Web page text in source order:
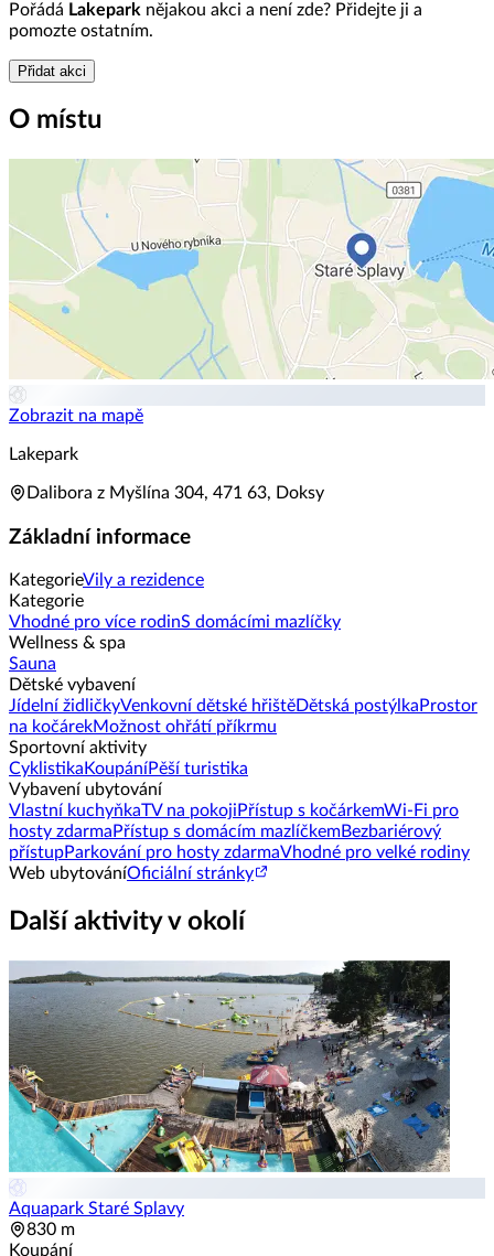
Pořádá Lakepark nějakou akci a není zde? Přidejte ji a
pomozte ostatním.
Přidat akci
O místu
Zobrazit na mapě
Lakepark
Dalibora z Myšlína 304, 471 63, Doksy
Základní informace
KategorieVily a rezidence
Kategorie
Vhodné pro více rodinS domácími mazlíčky
Wellness & spa
Sauna
Dětské vybavení
Jídelní židličkyVenkovní dětské hřištěDětská postýlka Prostor
na kočárekMožnost ohřátí příkrmu
Sportovní aktivity
Cyklistika KoupáníPěší turistika
Vybavení ubytování
Vlastní kuchyňkaTV na pokoji Přístup s kočárkemWi-Fi pro
hosty zdarma Přístup s domácím mazlíčkemBezbariérový
přístupParkování pro hosty zdarmaVhodné pro velké rodiny
Web ubytováníOficiální stránky
Další aktivity v okolí
Aquapark Staré Splavy
830 m
Koupání